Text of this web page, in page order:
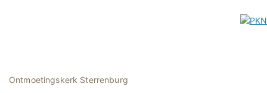
Ontmoetingskerk Sterrenburg